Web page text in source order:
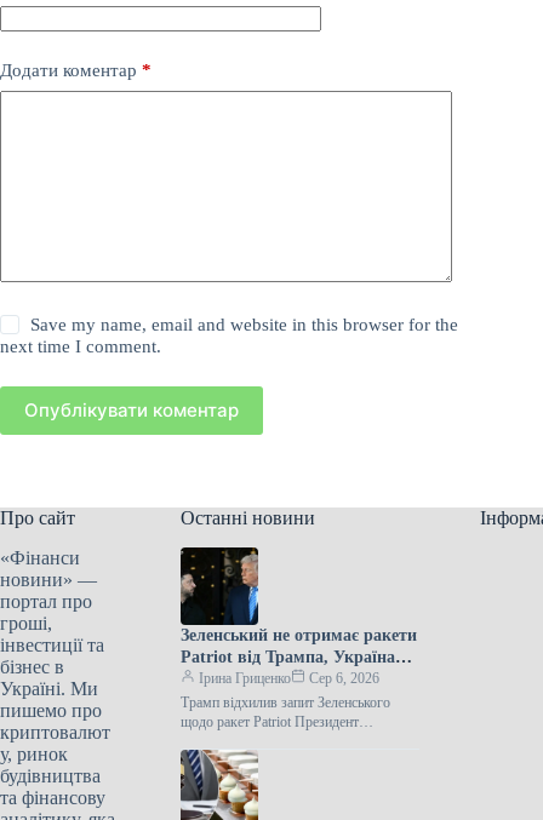
Додати коментар *
Save my name, email and website in this browser for the
next time I comment.
Опублікувати коментар
Про сайт
«Фінанси
новини» —
портал про
гроші,
інвестиції та
бізнес в
Україні. Ми
пишемо про
криптовалют
у, ринок
будівництва
та фінансову
Останні новини
Зеленський не отримає ракети
Patriot від Трампа, Україна
залишилася без них.
Ірина Гриценко
Сер 6, 2026
Трамп відхилив запит Зеленського
щодо ракет Patriot Президент
задовольнив прохання Володимира
Зеленського про передачу Україні